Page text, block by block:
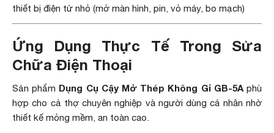
thiết bị điện tử nhỏ (mở màn hình, pin, vỏ máy, bo mạch)
Ứng Dụng Thực Tế Trong Sửa
Chữa Điện Thoại
Sản phẩm Dụng Cụ Cậy Mở Thép Không Gỉ GB-5Aphù
hợp cho cả thợ chuyên nghiệp và người dùng cá nhân nhờ
thiết kế mỏng mềm, an toàn cao.